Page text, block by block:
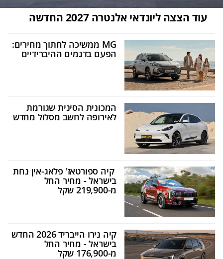
עוד הצצה ליונדאי אלנטרה 2027 החדשה
MG ממשיכה לחתוך מחירים:
הפעם בדגמים ההיברידיים
המכונית הסינית שגורמת
לאירופה לחשב מסלול מחדש
קיה ספורטאז' פלאג-אין נחת
בישראל - מחיר החל
מ-219,900 שקל
קיה נירו הייבריד 2026 החדש
בישראל - מחיר החל
מ-176,900 שקל